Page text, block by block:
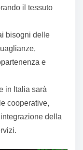
il tessuto
bisogni delle
e
in Italia sarà
cooperative,
della